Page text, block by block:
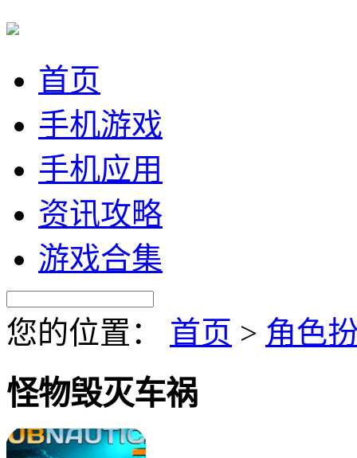
首页
手机游戏
手机应用
资讯攻略
游戏合集
您的位置： 首页 > 角色
怪物毁灭车祸